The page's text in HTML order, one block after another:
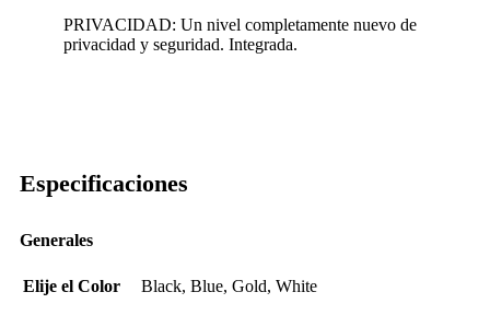
PRIVACIDAD: Un nivel completamente nuevo de
privacidad y seguridad. Integrada.
Especificaciones
Generales
Elije el Color Black, Blue, Gold, White